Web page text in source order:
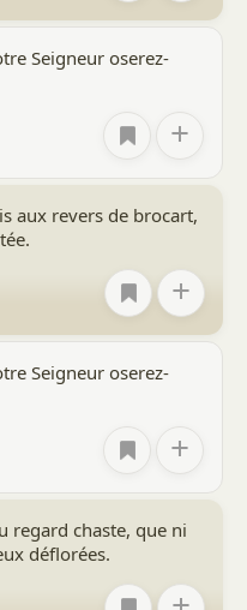
Seigneur oserez-
+
aux revers de brocart,
+
Seigneur oserez-
+
regard chaste, que ni
déflorées.